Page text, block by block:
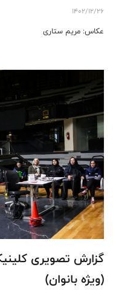
1402/12/26
عکاس: مریم ستاری
گزارش تصویری
(ویژه بانوان)